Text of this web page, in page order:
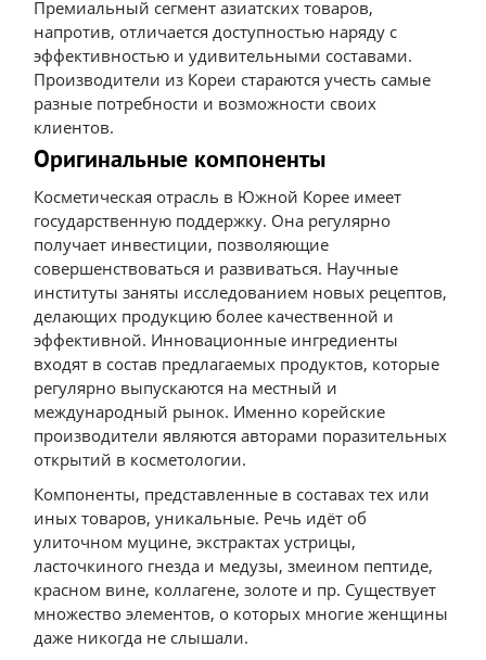
Премиальный сегмент азиатских товаров,
напротив, отличается доступностью наряду с
эффективностью и удивительными составами.
Производители из Кореи стараются учесть самые
разные потребности и возможности своих
клиентов.
Оригинальные компоненты
Косметическая отрасль в Южной Корее имеет
государственную поддержку. Она регулярно
получает инвестиции, позволяющие
совершенствоваться и развиваться. Научные
институты заняты исследованием новых рецептов,
делающих продукцию более качественной и
эффективной. Инновационные ингредиенты
входят в состав предлагаемых продуктов, которые
регулярно выпускаются на местный и
международный рынок. Именно корейские
производители являются авторами поразительных
открытий в косметологии.
Компоненты, представленные в составах тех или
иных товаров, уникальные. Речь идёт об
улиточном муцине, экстрактах устрицы,
ласточкиного гнезда и медузы, змеином пептиде,
красном вине, коллагене, золоте и пр. Существует
множество элементов, о которых многие женщины
даже никогда не слышали.